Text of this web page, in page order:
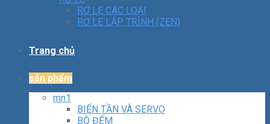
RƠ LE CÁC LOẠI
RƠ LE LẬP TRÌNH (ZEN)
Trang chủ
sản phẩm
mn1
BIẾN TẦN VÀ SERVO
BỘ ĐẾM